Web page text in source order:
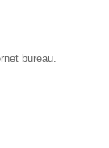
bureau.